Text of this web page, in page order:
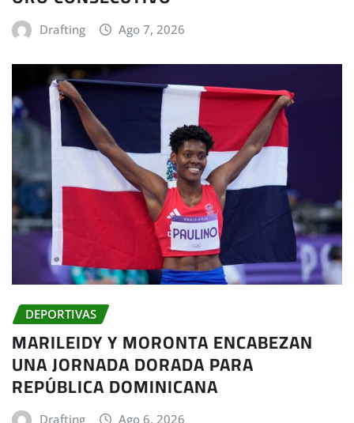
Drafting Ago 7, 2026
DEPORTIVAS
MARILEIDY Y MORONTA ENCABEZAN
UNA JORNADA DORADA PARA
REPÚBLICA DOMINICANA
Drafting Ago 6, 2026